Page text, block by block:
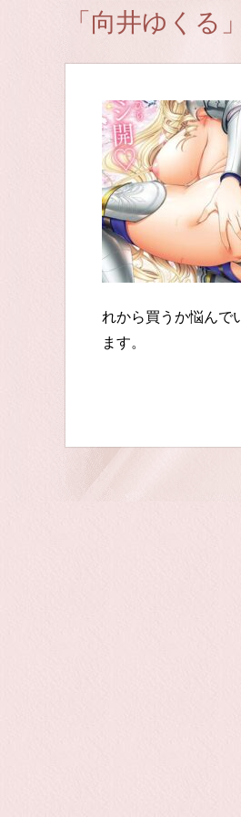
「向井ゆくる
れから買うか悩んで
ます。